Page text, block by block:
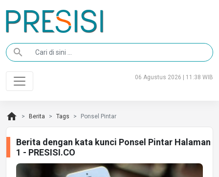
search
06 Agustus 2026 | 11:38 WIB
home Berita Tags Ponsel Pintar
Berita dengan kata kunci Ponsel Pintar Halaman
1 - PRESISI.CO